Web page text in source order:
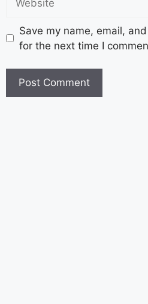
Save my name, email,
for the next time I